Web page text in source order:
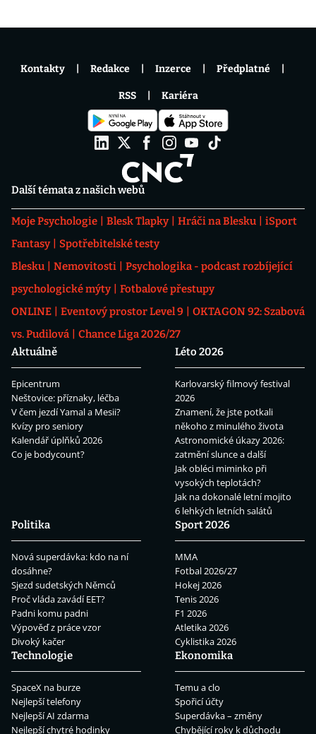
Další témata z našich webů
Moje Psychologie Blesk Tlapky Hráči na Blesku
iSport
Fantasy
Spotřebitelské testy
Blesku
Nemovitosti
Psychologika - podcast rozbíjející
psychologické mýty
Fotbalové přestupy
ONLINE
Eventový prostor Level 9
OKTAGON 92: Szabová
vs. Pudilová
Chance Liga 2026/27
Aktuálně
Epicentrum
Neštovice: příznaky, léčba
V čem jezdí Yamal a Mesii?
Kvízy pro seniory
Kalendář úplňků 2026
Co je bodycount?
Léto 2026
Karlovarský filmový festival
2026
Znamení, že jste potkali
někoho z minulého života
Astronomické úkazy 2026:
zatmění slunce a další
Jak obléci miminko při
vysokých teplotách?
Jak na dokonalé letní mojito
6 lehkých letních salátů
Politika
Nová superdávka: kdo na ní
dosáhne?
Sjezd sudetských Němců
Proč vláda zavádí EET?
Padni komu padni
Výpověď z práce vzor
Divoký kačer
Sport 2026
MMA
Fotbal 2026/27
Hokej 2026
Tenis 2026
F1 2026
Atletika 2026
Cyklistika 2026
Technologie
SpaceX na burze
Nejlepší telefony
Nejlepší AI zdarma
Nejlepší chytré hodinky
Ekonomika
Temu a clo
Spořicí účty
Superdávka – změny
Chybějící roky k důchodu
Kontakty Redakce Inzerce Předplatné
RSS Kariéra